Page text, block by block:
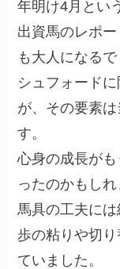
年明け4月とい
出資馬のレポ
も大人になる
シュフォード
が、その要素
す。
心身の成長が
ったのかもしれ
馬具の工夫に
歩の粘りや切
ていました。